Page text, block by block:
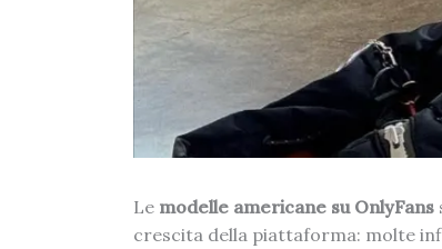
Le modelle americane su OnlyFans
crescita della piattaforma: molte